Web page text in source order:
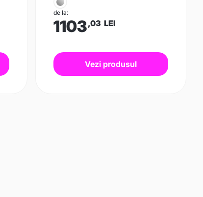
de la:
1103,03 LEI
Vezi produsul